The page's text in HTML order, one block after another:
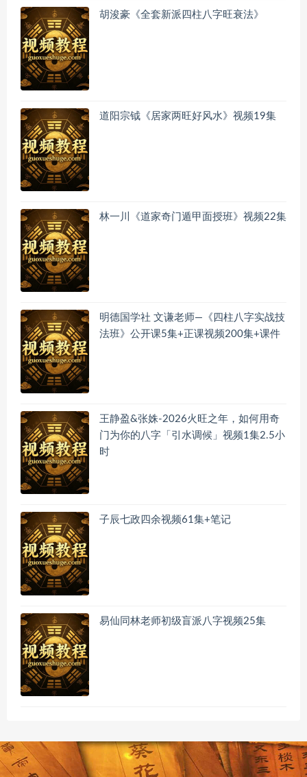
胡浚豪《全套新派四柱八字旺衰法》
道阳宗钺《居家两旺好风水》视频19集
林一川《道家奇门遁甲面授班》视频22集
明德国学社 文谦老师—《四柱八字实战技
法班》公开课5集+正课视频200集+课件
王静盈&张姝-2026火旺之年，如何用奇
门为你的八字「引水调候」视频1集2.5小
时
子辰七政四余视频61集+笔记
易仙同林老师初级盲派八字视频25集